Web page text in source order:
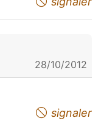
28/10/2012
signaler